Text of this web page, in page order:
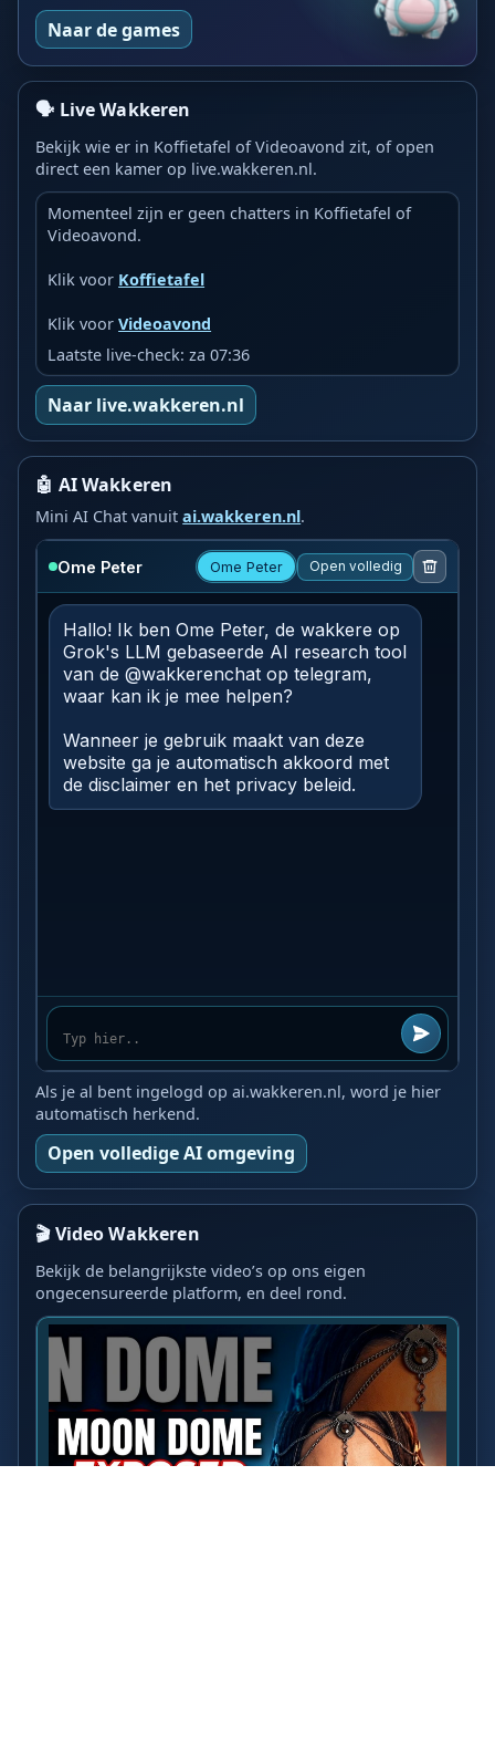
Naar de games
🗣️ Live Wakkeren
Bekijk wie er in Koffietafel of Videoavond zit, of open
direct een kamer op live.wakkeren.nl.
Momenteel zijn er geen chatters in Koffietafel of
Videoavond.
Klik voor Koffietafel
Klik voorVideoavond
Laatste live-check: za 07:36
Naar live.wakkeren.nl
🤖 AI Wakkeren
Mini AI Chat vanuitai.wakkeren.nl.
Als je al bent ingelogd op ai.wakkeren.nl, word je hier
automatisch herkend.
Open volledige AI omgeving
🎬 Video Wakkeren
Bekijk de belangrijkste video’s op ons eigen
ongecensureerde platform, en deel rond.